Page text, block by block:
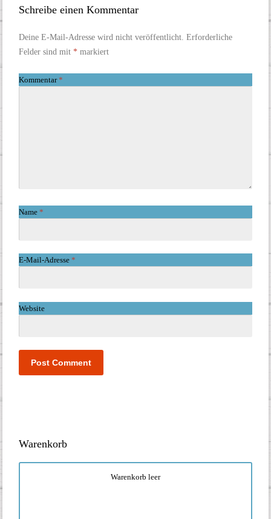
Schreibe einen Kommentar
Deine E-Mail-Adresse wird nicht veröffentlicht. Erforderliche
Felder sind mit *markiert
Kommentar*
Name *
E-Mail-Adresse *
Website
Warenkorb
Warenkorb leer